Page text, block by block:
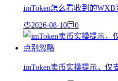
imToken怎么看收到的
2026-08-10 0
imToken卖币实操提示，仅